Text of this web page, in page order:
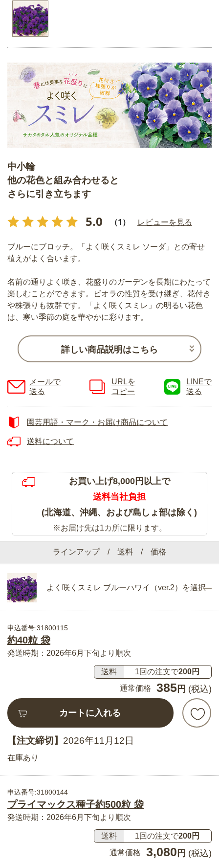
中小輪
他の花色と組み合わせると
さらに引き立ちます
5.0 （1） レビューを見る
ラインアップ / 送料 / 価格
よく咲くスミレ ブルーハワイ（ver.2）を選択
申込番号:31800115
約40粒 袋
発送時期：2026年6月下旬より順次
送料 1回の注文で200円
通常価格
385 円 (税込)
カートに入れる
【注文締切】 2026年11月12日
在庫あり
申込番号:31800144
プライマックス種子約500粒 袋
発送時期：2026年6月下旬より順次
送料 1回の注文で200円
通常価格
3,080 円 (税込)
ブルーにブロッチ。「よく咲くスミレ ソーダ」との寄せ
植えがよく合います。
名前の通りよく咲き、花盛りのガーデンを長期にわたって
楽しむことができます。ビオラの性質を受け継ぎ、花付き
や株張りも抜群です。「よく咲くスミレ」の明るい花色
は、寒い季節の庭を華やかに彩ります。
詳しい商品説明はこちら
メールで
送る
URLを
コピー
LINEで
送る
園芸用語・マーク・お届け商品について
送料について
お買い上げ8,000円以上で
送料当社負担
(北海道、沖縄、および島しょ部は除く)
※お届け先は1カ所に限ります。